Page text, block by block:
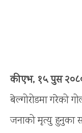
कीएभ, १५ पुस
बेल्गोरोडमा गरेको
जनाको मृत्यु हुनुका